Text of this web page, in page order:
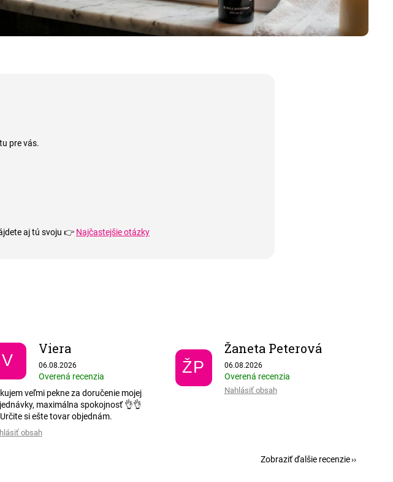
pre vás.
aj tú svoju 👉 Najčastejšie otázky
V
Viera
Hodnotenie obchodu je 5 z 5 hviezdičiek.
06.08.2026
Overená recenzia
veľmi pekne za doručenie mojej
maximálna spokojnosť 👌👌
si ešte tovar objednám.
obsah
ŽP
Žaneta Peterová
Hodnotenie obchodu je 5 z 5 hviezdičiek.
06.08.2026
Overená recenzia
Nahlásiť obsah
Zobraziť ďalšie recenzie